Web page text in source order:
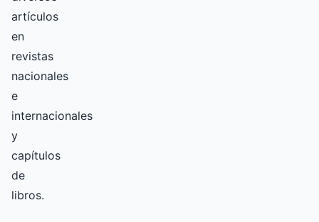
artículos
en
revistas
nacionales
e
internacionales
y
capítulos
de
libros.